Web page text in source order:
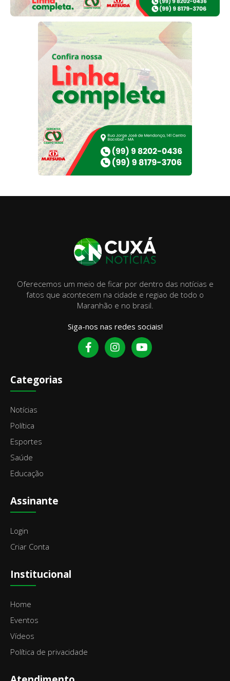
Oferecemos um meio de ficar por dentro das notícias e
fatos que acontecem na cidade e regiao de todo o
Maranhão e no brasil.
Siga-nos nas redes sociais!
Categorias
Notícias
Política
Esportes
Saúde
Educação
Assinante
Login
Criar Conta
Institucional
Home
Eventos
Vídeos
Política de privacidade